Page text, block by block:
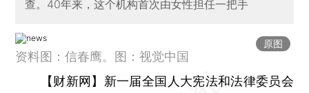
查。40年来，这个机构首次由女性担任一把手
原图
资料图：信春鹰。图：视觉中国
【财新网】 新一届全国人大宪法和法律委员会